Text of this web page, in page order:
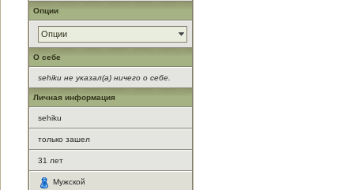
Опции
Опции
О себе
sehiku не указал(а) ничего о себе.
Личная информация
sehiku
только зашел
31 лет
Мужской